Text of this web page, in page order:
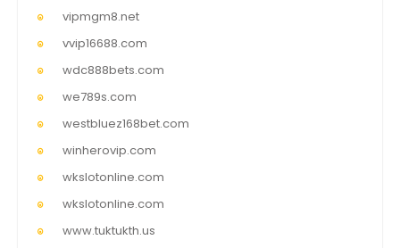
vipmgm8.net
vvip16688.com
wdc888bets.com
we789s.com
westbluez168bet.com
winherovip.com
wkslotonline.com
wkslotonline.com
www.tuktukth.us